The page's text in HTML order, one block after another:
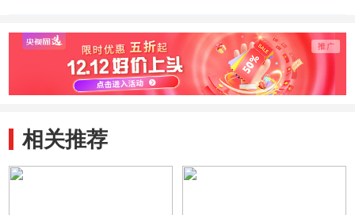
村发芽
院
聚焦
类生活
相关推荐